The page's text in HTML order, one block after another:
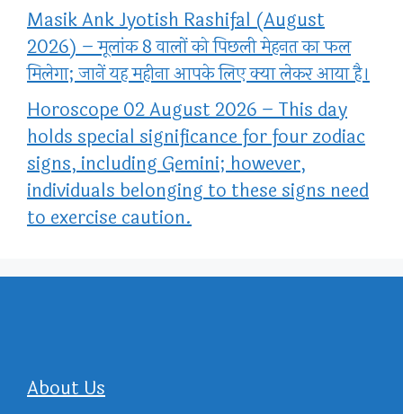
Masik Ank Jyotish Rashifal (August
2026) – मूलांक 8 वालों को पिछली मेहनत का फल
मिलेगा; जानें यह महीना आपके लिए क्या लेकर आया है।
Horoscope 02 August 2026 – This day
holds special significance for four zodiac
signs, including Gemini; however,
individuals belonging to these signs need
to exercise caution.
About Us